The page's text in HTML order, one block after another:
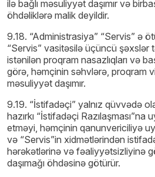
ilə bağlı məsuliyyət daşımır və
öhdəliklərə malik deyildir.
9.18. “Administrasiya” “Servis” ə
“Servis” vasitəsilə üçüncü şəxslər
istənilən proqram nasazlıqları və
görə, həmçinin səhvlərə, proqram
məsuliyyət daşımır.
9.19. “İstifadəçi” yalnız qüvvədə
hazırkı “İstifadəçi
etməyi, həmçinin qanunvericiliyə
və “Servis”in xidmətlərindən
hərəkətlərinə və fəaliyyətsizliyinə
daşımağı öhdəsinə götürür.